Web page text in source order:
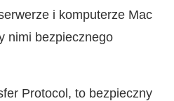
i komputerze Mac
nimi bezpiecznego
Protocol, to bezpieczny